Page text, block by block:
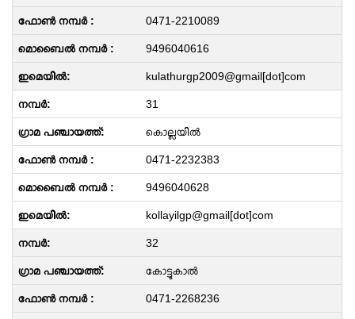
0471-2210089
9496040616
kulathurgp2009@gmail[dot]com
31
കൊല്ലയിൽ
0471-2232383
9496040628
kollayilgp@gmail[dot]com
32
കോട്ടുകാൽ
0471-2268236